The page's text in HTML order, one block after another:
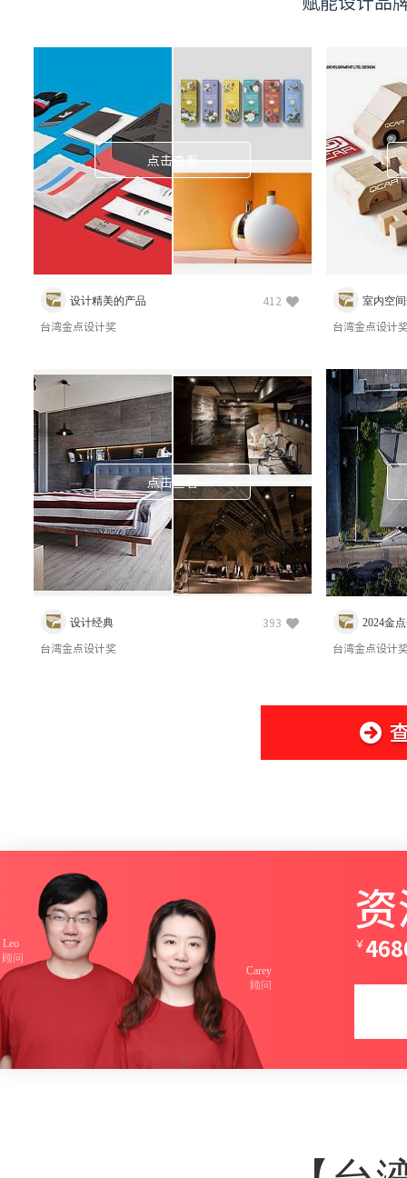
点击查看
设计精美的产品 412
台湾金点设计奖
室内空
台湾金点设计
点击查看
设计经典 393
台湾金点设计奖
2024金
台湾金点设计
￥